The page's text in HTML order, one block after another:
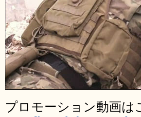
プロモーション動画は